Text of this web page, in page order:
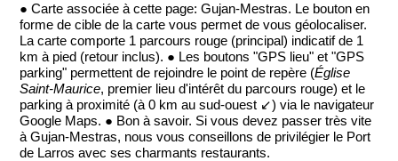
● Carte associée à cette page: Gujan-Mestras. Le bouton en
forme de cible de la carte vous permet de vous géolocaliser.
La carte comporte 1 parcours rouge (principal) indicatif de 1
km à pied (retour inclus). ● Les boutons "GPS lieu" et "GPS
parking" permettent de rejoindre le point de repère (Église
Saint-Maurice, premier lieu d'intérêt du parcours rouge) et le
parking à proximité (à 0 km au sud-ouest ↙) via le navigateur
Google Maps. ● Bon à savoir. Si vous devez passer très vite
à Gujan-Mestras, nous vous conseillons de privilégier le Port
de Larros avec ses charmants restaurants.